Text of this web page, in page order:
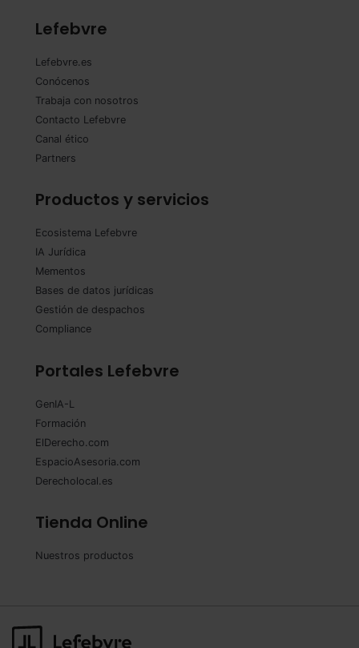
Lefebvre
Lefebvre.es
Conócenos
Trabaja con nosotros
Contacto Lefebvre
Canal ético
Partners
Productos y servicios
Ecosistema Lefebvre
IA Jurídica
Mementos
Bases de datos jurídicas
Gestión de despachos
Compliance
Portales Lefebvre
GenIA-L
Formación
ElDerecho.com
EspacioAsesoria.com
Derecholocal.es
Tienda Online
Nuestros productos